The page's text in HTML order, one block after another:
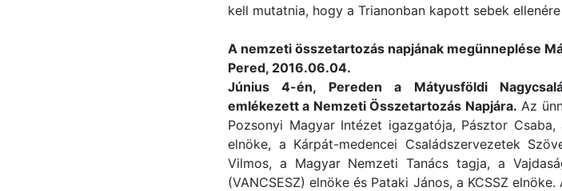
kell mutatnia, hogy a Trianonban kapott sebek
A nemzeti összetartozás napjának megünneplése
Pered, 2016.06.04.
Június 4-én, Pereden a Mátyusföldi
emlékezett a Nemzeti Összetartozás Napjára. Az
Pozsonyi Magyar Intézet igazgatója, Pásztor
elnöke, a Kárpát-medencei Családszervezetek
Vilmos, a Magyar Nemzeti Tanács tagja, a
(VANCSESZ) elnöke és Pataki János, a KCSSZ